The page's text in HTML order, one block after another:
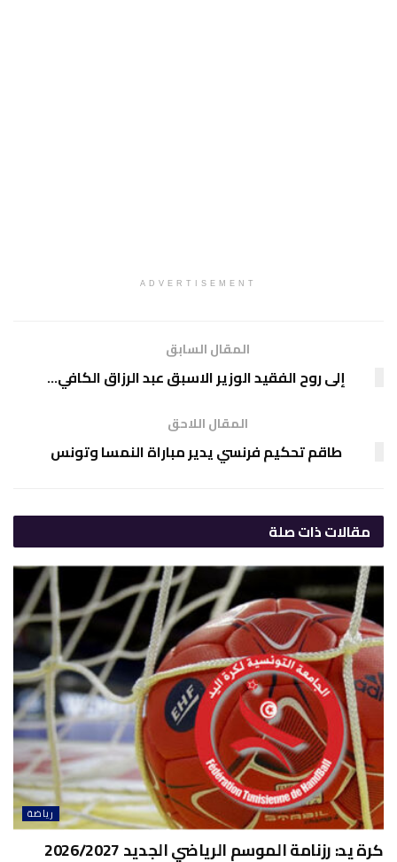
ADVERTISEMENT
المقال السابق
إلى روح الفقيد الوزير الاسبق عبد الرزاق الكافي…
المقال اللاحق
طاقم تحكيم فرنسي يدير مباراة النمسا وتونس
مقالاتذات صلة
رياضة
كرة يد: رزنامة الموسم الرياضي الجديد 2026/2027